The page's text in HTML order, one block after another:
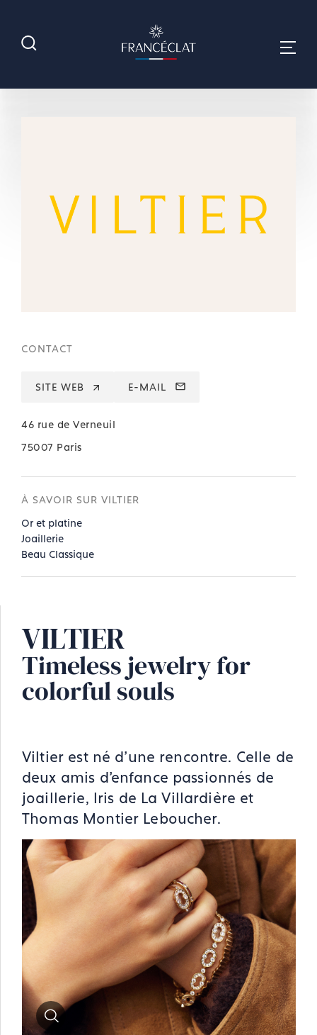
CONTACT
SITE WEB E-MAIL
46 rue de Verneuil
75007 Paris
À SAVOIR SUR VILTIER
Or et platine
Joaillerie
Beau Classique
VILTIER
Timeless jewelry for
colorful souls
Viltier est né d’une rencontre. Celle de
deux amis d’enfance passionnés de
joaillerie, Iris de La Villardière et
Thomas Montier Leboucher.